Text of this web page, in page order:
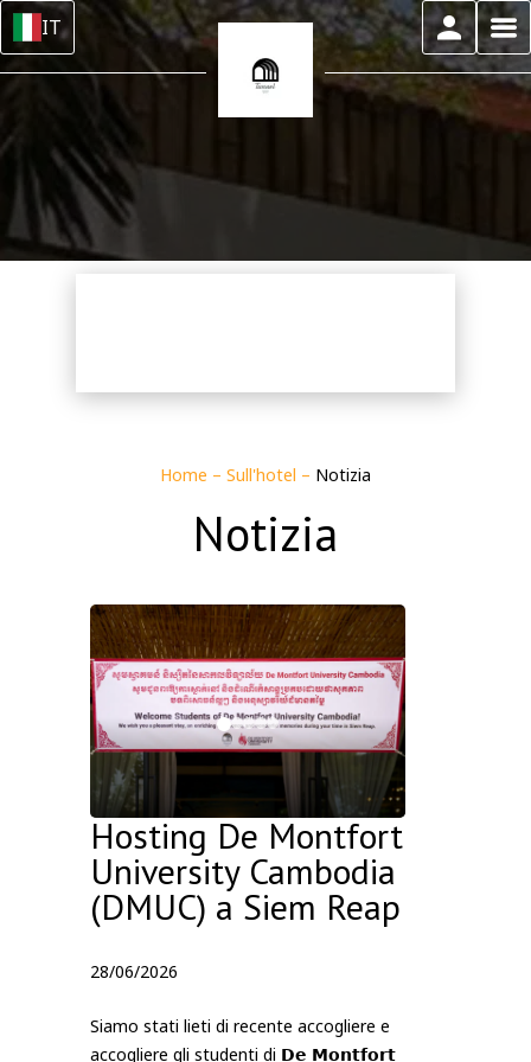
IT
Home – Sull'hotel – Notizia
Notizia
Hosting De Montfort
University Cambodia
(DMUC) a Siem Reap
28/06/2026
Siamo stati lieti di recente accogliere e
accogliere gli studenti di 𝗗𝗲 𝗠𝗼𝗻𝘁𝗳𝗼𝗿𝘁